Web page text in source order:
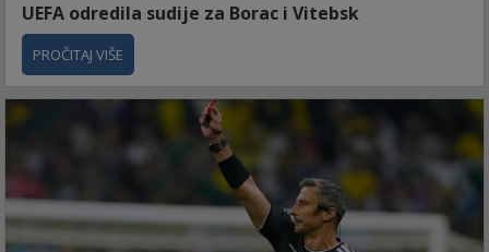
UEFA odredila sudije za Borac i Vitebsk
PROČITAJ VIŠE